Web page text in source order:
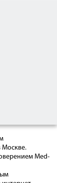
имеет
РОСТ, может
ЛПУ, а
Москве.
Med-